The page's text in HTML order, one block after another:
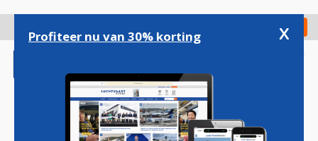
gaan
Check in
Profiteer nu van 30% korting x